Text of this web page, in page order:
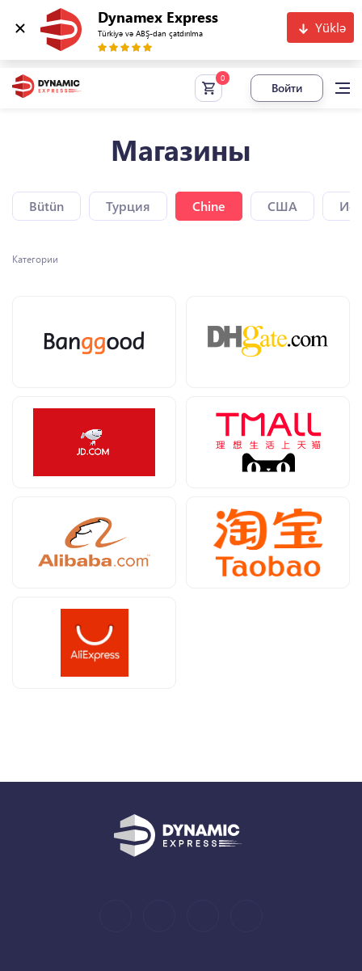
Dynamex Express
Türkiyə və ABŞ-dan çatdırılma Yüklə
Войти
Магазины
Bütün Турция Chine США
Категории